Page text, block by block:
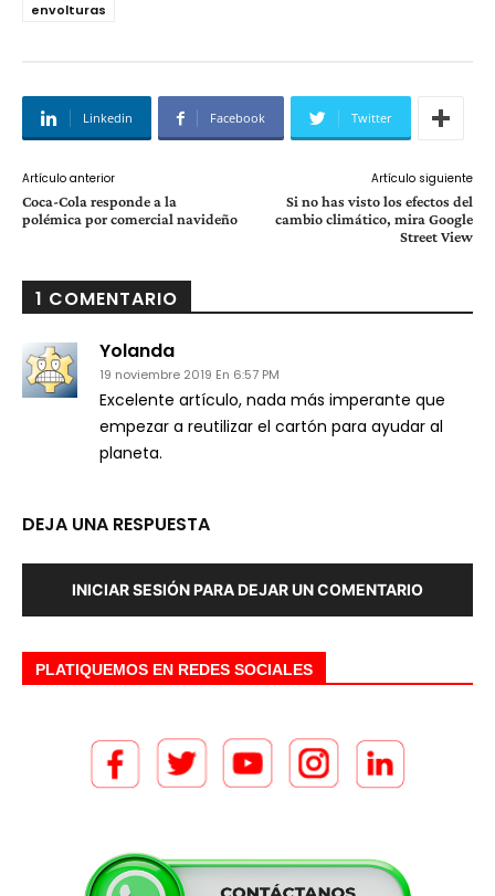
envolturas
Linkedin Facebook Twitter
Artículo anterior
Coca-Cola responde a la
polémica por comercial navideño
Artículo siguiente
Si no has visto los efectos del
cambio climático, mira Google
Street View
1 COMENTARIO
Yolanda
19 noviembre 2019 En 6:57 PM
Excelente artículo, nada más imperante que
empezar a reutilizar el cartón para ayudar al
planeta.
DEJA UNA RESPUESTA
INICIAR SESIÓN PARA DEJAR UN COMENTARIO
PLATIQUEMOS EN REDES SOCIALES